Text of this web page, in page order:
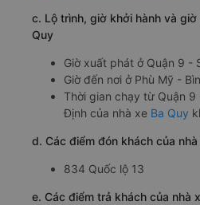
c. Lộ trình, giờ khởi hành và
Quy
Giờ xuất phát ở Quận 9 -
Giờ đến nơi ở Phù Mỹ -
Thời gian chạy từ Quận 9
Định của nhà xe Ba Quy
d. Các điểm đón khách của
834 Quốc lộ 13
e. Các điểm trả khách của nhà